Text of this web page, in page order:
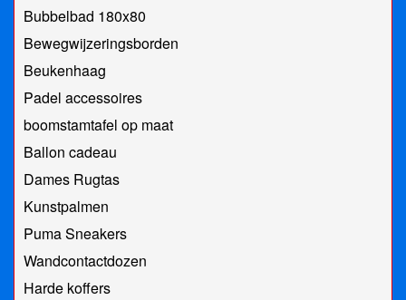
Bubbelbad 180x80
Bewegwijzeringsborden
Beukenhaag
Padel accessoires
boomstamtafel op maat
Ballon cadeau
Dames Rugtas
Kunstpalmen
Puma Sneakers
Wandcontactdozen
Harde koffers